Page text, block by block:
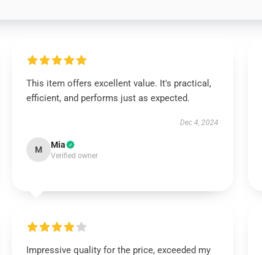
This item offers excellent value. It's practical,
efficient, and performs just as expected.
Dec 4, 2024
M Mia
Verified owner
Impressive quality for the price, exceeded my